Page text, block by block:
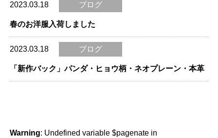
2023.03.18 ブログ
春のお洋服入荷しました
2023.03.18 ブログ
「新作バック」パンダ・ヒョウ柄・ネオプレーン・本革
Warning: Undefined variable $pagenate in